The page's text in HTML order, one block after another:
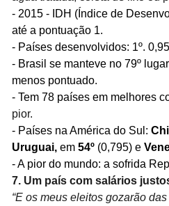
- 2015 - IDH (Índice de
até a pontuação 1.
- Países desenvolvidos: 1º.
- Brasil se manteve no 79º
menos pontuado.
- Tem 78 países em melhores
pior.
- Países na América do Sul:
Uruguai, em 54º (0,795) e
- A pior do mundo: a sofrida
7. Um país com salários
“E os meus eleitos gozarão